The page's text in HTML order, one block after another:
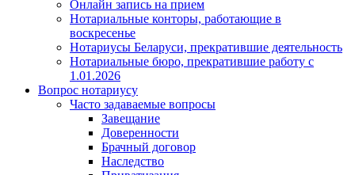
Онлайн запись на прием
Нотариальные конторы, работающие в
воскресенье
Нотариусы Беларуси, прекратившие деятельность
Нотариальные бюро, прекратившие работу с
1.01.2026
Вопрос нотариусу
Часто задаваемые вопросы
Завещание
Доверенности
Брачный договор
Наследство